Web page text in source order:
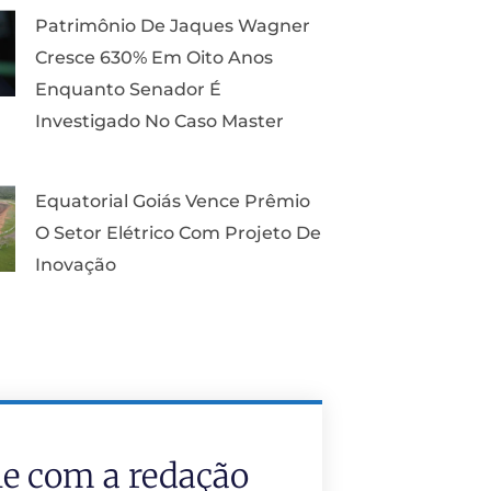
Patrimônio De Jaques Wagner
Cresce 630% Em Oito Anos
Enquanto Senador É
Investigado No Caso Master
Equatorial Goiás Vence Prêmio
O Setor Elétrico Com Projeto De
Inovação
com a redação